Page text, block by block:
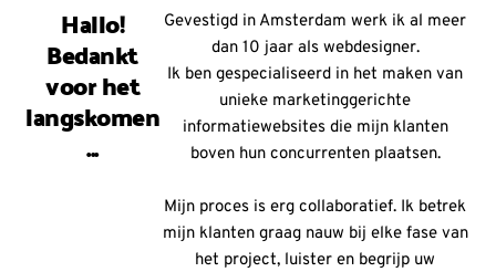
Hallo!
Bedankt
voor het
langskomen
...
Gevestigd in Amsterdam werk ik al meer
dan 10 jaar als webdesigner.
Ik ben gespecialiseerd in het maken van
unieke marketinggerichte
informatiewebsites die mijn klanten
boven hun concurrenten plaatsen.
Mijn proces is erg collaboratief. Ik betrek
mijn klanten graag nauw bij elke fase van
het project, luister en begrijp uw